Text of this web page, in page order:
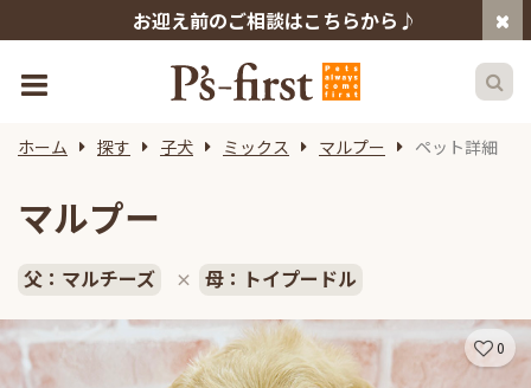
お迎え前のご相談はこちらから♪
ホーム 探す 子犬 ミックス マルプー ペット詳細
マルプー
父：マルチーズ × 母：トイプードル
0